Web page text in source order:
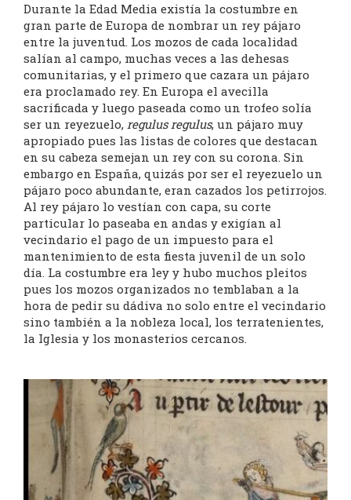
Durante la Edad Media existía la costumbre en
gran parte de Europa de nombrar un rey pájaro
entre la juventud. Los mozos de cada localidad
salían al campo, muchas veces a las dehesas
comunitarias, y el primero que cazara un pájaro
era proclamado rey. En Europa el avecilla
sacrificada y luego paseada como un trofeo solía
ser un reyezuelo, regulus regulus, un pájaro muy
apropiado pues las listas de colores que destacan
en su cabeza semejan un rey con su corona. Sin
embargo en España, quizás por ser el reyezuelo un
pájaro poco abundante, eran cazados los petirrojos.
Al rey pájaro lo vestían con capa, su corte
particular lo paseaba en andas y exigían al
vecindario el pago de un impuesto para el
mantenimiento de esta fiesta juvenil de un solo
día. La costumbre era ley y hubo muchos pleitos
pues los mozos organizados no temblaban a la
hora de pedir su dádiva no solo entre el vecindario
sino también a la nobleza local, los terratenientes,
la Iglesia y los monasterios cercanos.